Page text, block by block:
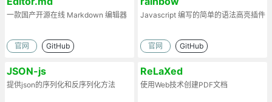
一款国产开源在线 Markdown 编辑器
官网 GitHub
Javascript 编写的简单的语法高亮插件
官网 GitHub
JSON-js
提供json的序列化和反序列化方法
ReLaXed
使用Web技术创建PDF文档